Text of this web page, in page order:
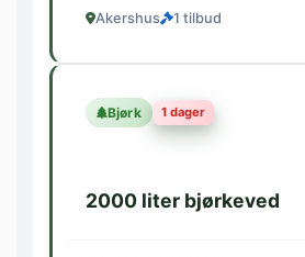
Akershus 1 tilbud
Bjørk 1 dager
2000 liter bjørkeved